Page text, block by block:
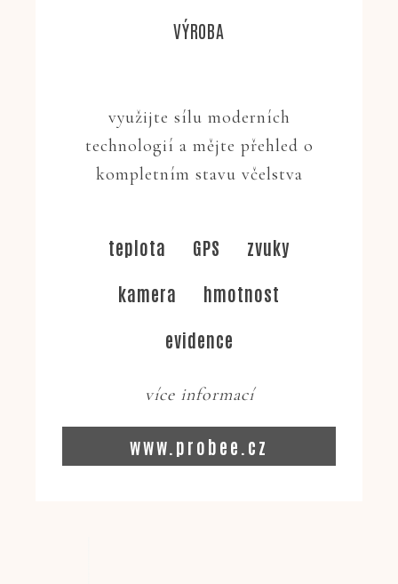
VÝROBA
využijte sílu moderních
technologií a mějte přehled o
kompletním stavu včelstva
teplota GPS
zvuky
kamera
hmotnost
evidence
více informací
www.probee.cz